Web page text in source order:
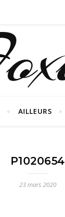
AILLEURS
P1020654
23 mars 2020